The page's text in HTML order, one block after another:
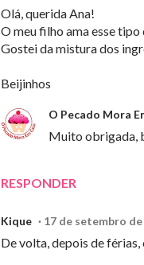
Olá, querida Ana!
O meu filho ama esse
Gostei da mistura dos
Beijinhos
RESPONDER
O Pecado Mora
Muito obrigada,
Kique 17 de setembro de
De volta, depois de